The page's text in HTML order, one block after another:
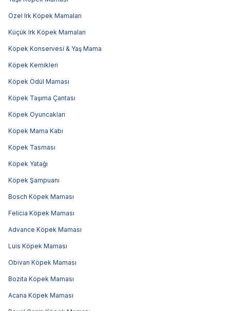
Özel Irk Köpek Mamaları
Küçük Irk Köpek Mamaları
Köpek Konservesi & Yaş Mama
Köpek Kemikleri
Köpek Ödül Maması
Köpek Taşıma Çantası
Köpek Oyuncakları
Köpek Mama Kabı
Köpek Tasması
Köpek Yatağı
Köpek Şampuanı
Bosch Köpek Maması
Felicia Köpek Maması
Advance Köpek Maması
Luis Köpek Maması
Obivan Köpek Maması
Bozita Köpek Maması
Acana Köpek Maması